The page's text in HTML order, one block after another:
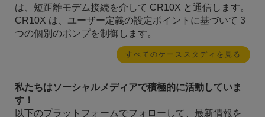
は、短距離モデム接続を介して CR10X と通信します。
CR10X は、ユーザー定義の設定ポイントに基づいて 3
つの個別のポンプを制御します。
すべてのケーススタディを見る
私たちはソーシャルメディアで積極的に活動していま
す！
以下のプラットフォームでフォローして、最新情報を